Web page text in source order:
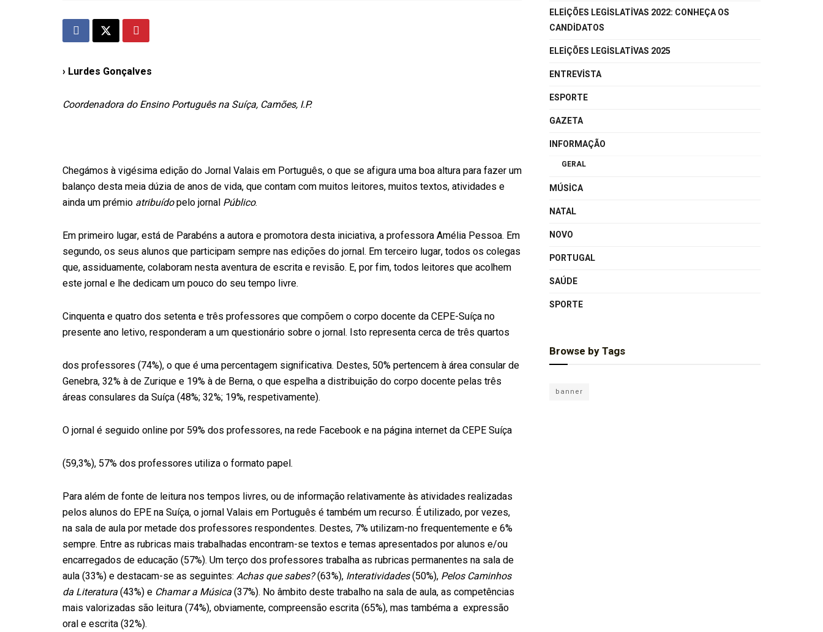
› Lurdes Gonçalves
Coordenadora do Ensino Português na Suíça, Camões, I.P.
Chegámos à vigésima edição do Jornal Valais em Português, o que se afigura uma boa altura para fazer um
balanço desta meia dúzia de anos de vida, que contam com muitos leitores, muitos textos, atividades e
ainda um prémio atribuídopelo jornal Público.
Em primeiro lugar, está de Parabéns a autora e promotora desta iniciativa, a professora Amélia Pessoa. Em
segundo, os seus alunos que participam sempre nas edições do jornal. Em terceiro lugar, todos os colegas
que, assiduamente, colaboram nesta aventura de escrita e revisão. E, por fim, todos leitores que acolhem
este jornal e lhe dedicam um pouco do seu tempo livre.
Cinquenta e quatro dos setenta e três professores que compõem o corpo docente da CEPE-Suíça no
presente ano letivo, responderam a um questionário sobre o jornal. Isto representa cerca de três quartos
dos professores (74%), o que é uma percentagem significativa. Destes, 50% pertencem à área consular de
Genebra, 32% à de Zurique e 19% à de Berna, o que espelha a distribuição do corpo docente pelas três
áreas consulares da Suíça (48%; 32%; 19%, respetivamente).
O jornal é seguido online por 59% dos professores, na rede Facebook e na página internet da CEPE Suíça
(59,3%), 57% dos professores utiliza o formato papel.
Para além de fonte de leitura nos tempos livres, ou de informação relativamente às atividades realizadas
pelos alunos do EPE na Suíça, o jornal Valais em Português é também um recurso. É utilizado, por vezes,
na sala de aula por metade dos professores respondentes. Destes, 7% utilizam-no frequentemente e 6%
sempre. Entre as rubricas mais trabalhadas encontram-se textos e temas apresentados por alunos e/ou
encarregados de educação (57%). Um terço dos professores trabalha as rubricas permanentes na sala de
aula (33%) e destacam-se as seguintes: Achas que sabes?(63%), Interatividades(50%), Pelos Caminhos
da Literatura(43%) e Chamar a Música(37%). No âmbito deste trabalho na sala de aula, as competências
mais valorizadas são leitura (74%), obviamente, compreensão escrita (65%), mas tambéma a expressão
oral e escrita (32%).
ELEIÇÕES LEGISLATIVAS 2022: CONHEÇA OS
CANDIDATOS
ELEIÇÕES LEGISLATIVAS 2025
ENTREVISTA
ESPORTE
GAZETA
INFORMAÇÃO
GERAL
MÚSICA
NATAL
NOVO
PORTUGAL
SAÚDE
SPORTE
Browse by Tags
banner